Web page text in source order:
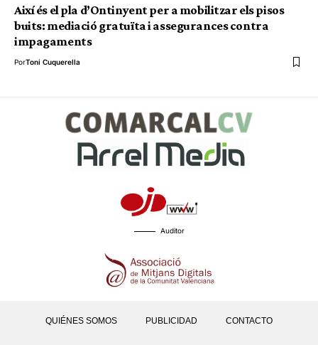
Així és el pla d’Ontinyent per a mobilitzar els pisos
buits: mediació gratuïta i assegurances contra
impagaments
PorToni Cuquerella
Auditor
QUIÉNES SOMOS PUBLICIDAD CONTACTO